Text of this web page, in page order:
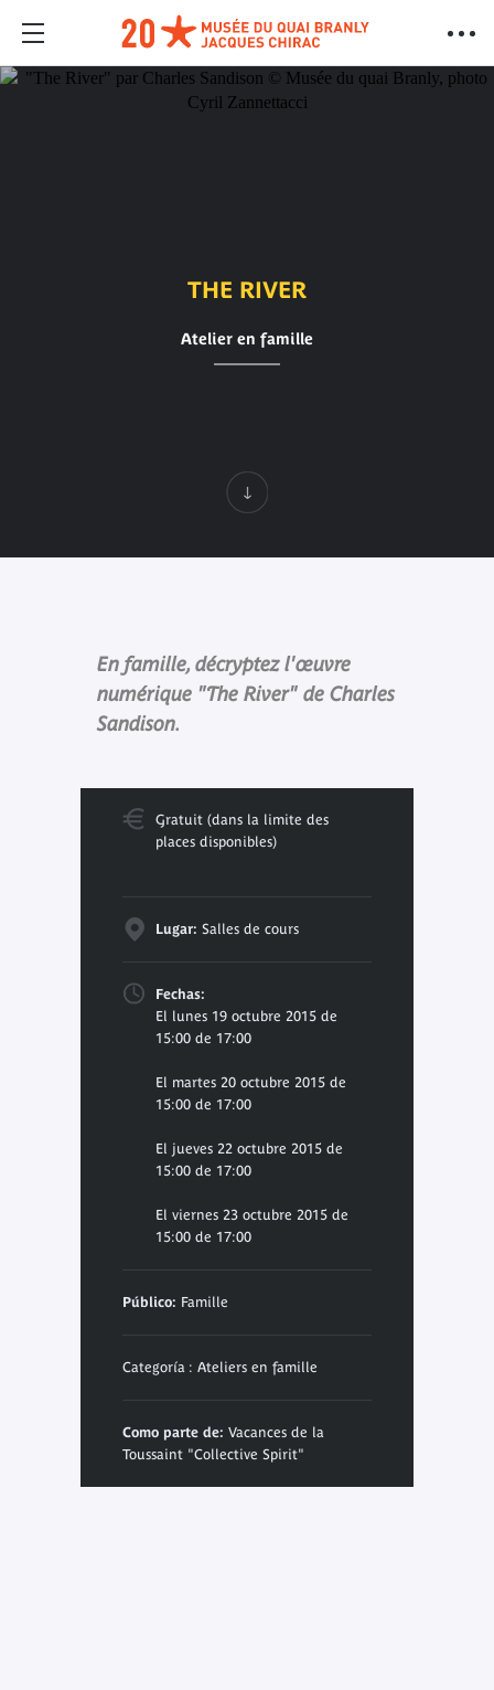
THE RIVER
Atelier en famille
En famille, décryptez l'œuvre
numérique "The River" de Charles
Sandison.
Gratuit (dans la limite des
places disponibles)
Lugar: Salles de cours
Fechas:
El lunes 19 octubre 2015 de
15:00 de 17:00
El martes 20 octubre 2015 de
15:00 de 17:00
El jueves 22 octubre 2015 de
15:00 de 17:00
El viernes 23 octubre 2015 de
15:00 de 17:00
Público: Famille
Categoría : Ateliers en famille
Como parte de: Vacances de la
Toussaint "Collective Spirit"